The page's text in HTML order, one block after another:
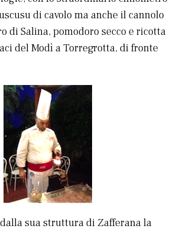
di cavolo ma anche il cannolo
di Salina, pomodoro secco e ricotta
del Modì a Torregrotta, di fronte
sua struttura di Zafferana la